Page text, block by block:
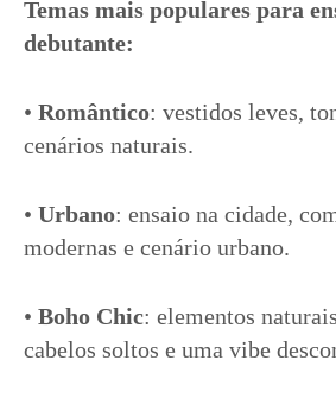
Temas mais populares para
debutante:
• Romântico: vestidos leves,
cenários naturais.
• Urbano: ensaio na cidade,
modernas e cenário urbano.
• Boho Chic: elementos
cabelos soltos e uma vibe